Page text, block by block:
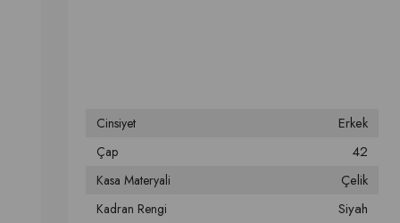
Cinsiyet Erkek
Çap 42
Kasa Materyali Çelik
Kadran Rengi Siyah